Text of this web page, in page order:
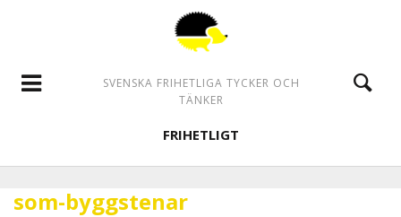
SVENSKA FRIHETLIGA TYCKER OCH
TÄNKER
FRIHETLIGT
som-byggstenar